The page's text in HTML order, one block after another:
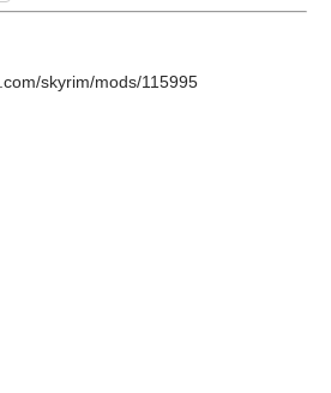
skyrim/mods/115995